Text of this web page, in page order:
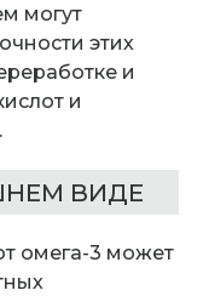
могут
этих
и
и
ВИДЕ
омега-3 может